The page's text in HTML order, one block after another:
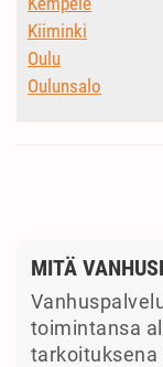
Kiiminki
Oulu
Oulunsalo
MITÄ
toimintansa
tarkoituksena